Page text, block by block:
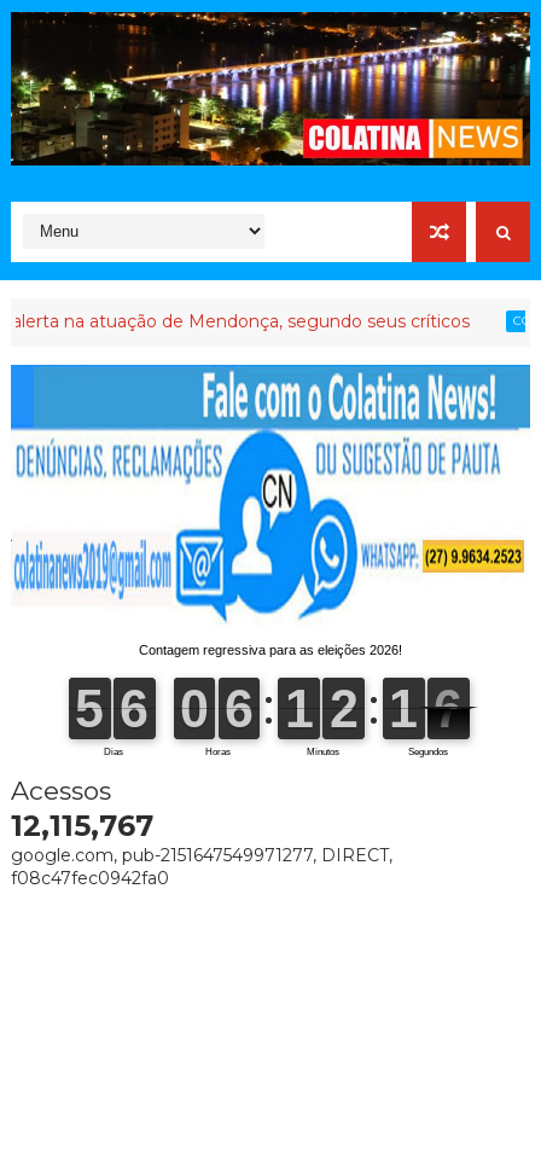
atuação de Mendonça, segundo seus críticos COLATINA
Acessos
12,115,767
google.com, pub-2151647549971277, DIRECT,
f08c47fec0942fa0